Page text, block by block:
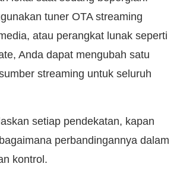
tuner OTA streaming
atau perangkat lunak seperti
Anda dapat mengubah satu
streaming untuk seluruh
setiap pendekatan, kapan
perbandingannya dalam
kontrol.